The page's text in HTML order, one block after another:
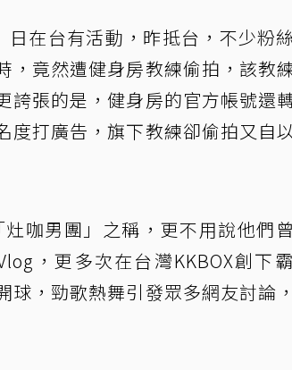
日在台有活動，昨抵台，不少粉
，竟然遭健身房教練偷拍，該教
誇張的是，健身房的官方帳號還
度打廣告，旗下教練卻偷拍又自
咖男團」之稱，更不用說他們
，更多次在台灣KKBOX創下
球，勁歌熱舞引發眾多網友討論